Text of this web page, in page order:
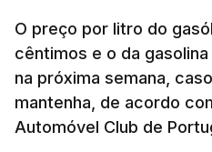
O preço por litro do
cêntimos e o da
na próxima semana,
mantenha, de acordo
Automóvel Club de